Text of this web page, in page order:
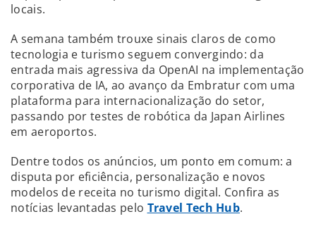
locais.
A semana também trouxe sinais claros de como
tecnologia e turismo seguem convergindo: da
entrada mais agressiva da OpenAI na implementação
corporativa de IA, ao avanço da Embratur com uma
plataforma para internacionalização do setor,
passando por testes de robótica da Japan Airlines
em aeroportos.
Dentre todos os anúncios, um ponto em comum: a
disputa por eficiência, personalização e novos
modelos de receita no turismo digital. Confira as
notícias levantadas pelo Travel Tech Hub.